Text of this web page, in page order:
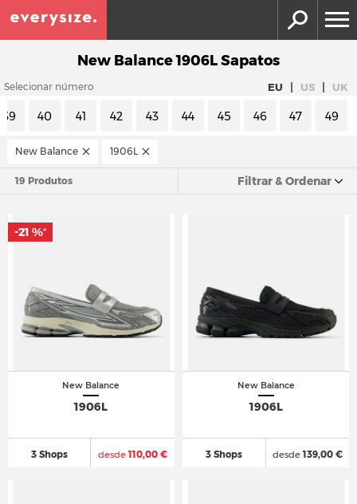
New Balance 1906L Sapatos
Selecionar número EU | US | UK
39 40 41 42 43 44 45 46 47 49
New Balance 1906L
19 Produtos Filtrar & Ordenar
New Balance
1906L
3 Shops desde110,00 €
-21 %*
New Balance
1906L
3 Shops desde139,00 €